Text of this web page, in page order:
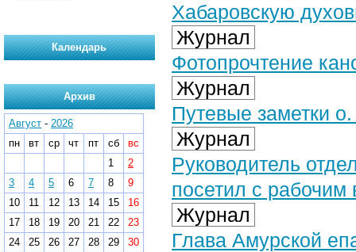
Хабаровскую
Журнал
Фотопрочтение
Журнал
Путевые заметки
Журнал
Руководитель
посетил с рабочим
Журнал
Глава Амурской
Календарь
Архив
Август - 2026
пн
вт ср чт пт сб
вс
1
2
3
4 5 6 7 8
9
10
11 12 13 14 15
16
17
18 19 20 21 22
23
24
25 26 27 28 29
30